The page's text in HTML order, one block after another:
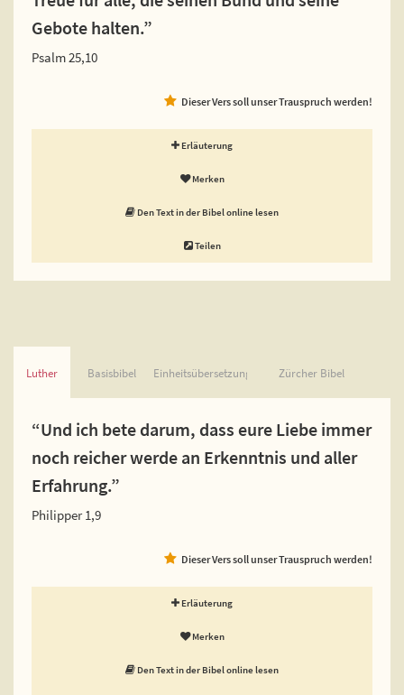
Gebote halten.”
Psalm 25,10
Dieser Vers soll unser Trauspruch werden!
Erläuterung
Merken
Den Text in der Bibel online lesen
Teilen
Luther Basisbibel Einheitsübersetzung Zürcher Bibel
“Und ich bete darum, dass eure Liebe immer
noch reicher werde an Erkenntnis und aller
Erfahrung.”
Philipper 1,9
Dieser Vers soll unser Trauspruch werden!
Erläuterung
Merken
Den Text in der Bibel online lesen